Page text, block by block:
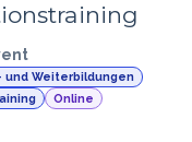
und Weiterbildungen
Online